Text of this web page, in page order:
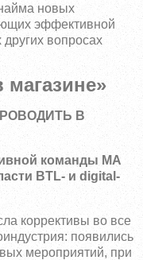
новых
эффективной
вопросах
магазине»
В
команды МА
BTL- и digital-
коррективы во все
появились
мероприятий, при